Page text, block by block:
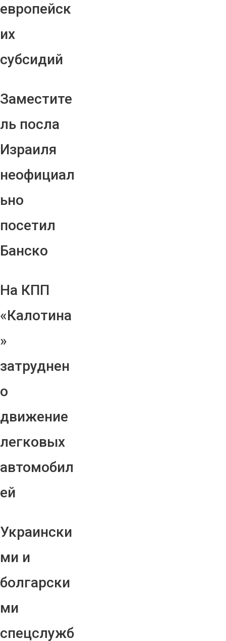
европейск
их
субсидий
Заместите
ль посла
Израиля
неофициал
ьно
посетил
Банско
На КПП
«Калотина
»
затруднен
о
движение
легковых
автомобил
ей
Украински
ми и
болгарски
ми
спецслужб